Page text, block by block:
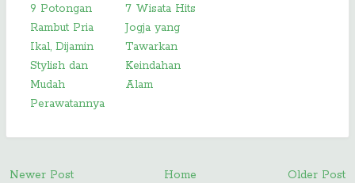
9 Potongan
Rambut Pria
Ikal, Dijamin
Stylish dan
Mudah
Perawatannya
7 Wisata Hits
Jogja yang
Tawarkan
Keindahan
Alam
Newer Post Older Post
Home